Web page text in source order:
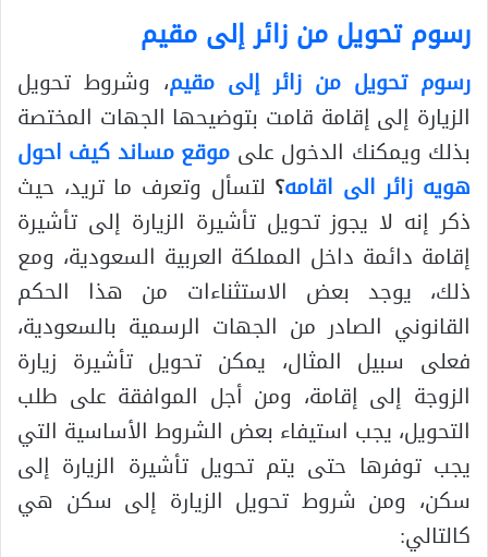
رسوم تحويل من زائر إلى مقيم
رسوم تحويل من زائر إلى مقيم، وشروط تحويل
الزيارة إلى إقامة قامت بتوضيحها الجهات المختصة
بذلك ويمكنك الدخول على موقع مساندكيف احول
هويه زائر الى اقامه؟ لتسأل وتعرف ما تريد، حيث
ذكر إنه لا يجوز تحويل تأشيرة الزيارة إلى تأشيرة
إقامة دائمة داخل المملكة العربية السعودية، ومع
ذلك، يوجد بعض الاستثناءات من هذا الحكم
القانوني الصادر من الجهات الرسمية بالسعودية،
فعلى سبيل المثال، يمكن تحويل تأشيرة زيارة
الزوجة إلى إقامة، ومن أجل الموافقة على طلب
التحويل، يجب استيفاء بعض الشروط الأساسية التي
يجب توفرها حتى يتم تحويل تأشيرة الزيارة إلى
سكن، ومن شروط تحويل الزيارة إلى سكن هي
كالتالي: